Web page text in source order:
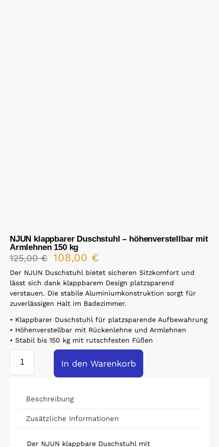
NJUN klappbarer Duschstuhl – höhenverstellbar mit
Armlehnen 150 kg
125,00€ 108,00 €
Der NJUN Duschstuhl bietet sicheren Sitzkomfort und
lässt sich dank klappbarem Design platzsparend
verstauen. Die stabile Aluminiumkonstruktion sorgt für
zuverlässigen Halt im Badezimmer.
• Klappbarer Duschstuhl für platzsparende Aufbewahrung
• Höhenverstellbar mit Rückenlehne und Armlehnen
• Stabil bis 150 kg mit rutschfesten Füßen
In den Warenkorb
Beschreibung
Zusätzliche Informationen
Der NJUN klappbare Duschstuhl mit